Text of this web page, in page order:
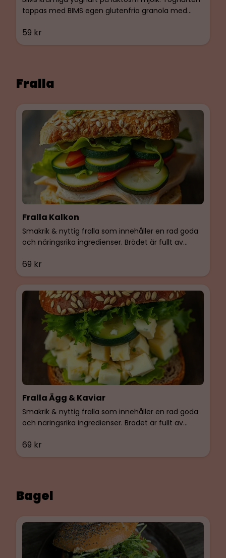
59 kr
toppas med BIMS egen glutenfria granola med
Fralla
Fralla Kalkon
69 kr
Smakrik & nyttig fralla som innehåller en rad goda
och näringsrika ingredienser. Brödet är fullt av
smak och en krispig konsistens. Rökt kalkon, BIMs
egen färskoströra med smak av basilika och Dijon,
Fralla Ägg & Kaviar
69 kr
Smakrik & nyttig fralla som innehåller en rad goda
och näringsrika ingredienser. Brödet är fullt av
smak och en krispig konsistens. Kokot ägg, BIMs
egen färskoströra med smak av basilika och Dijon,
Bagel